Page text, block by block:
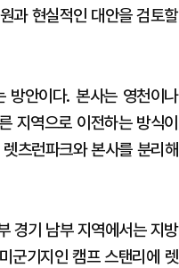
과 현실적인 대안을 검토할
방안이다. 본사는 영천이나
지역으로 이전하는 방식이
츠런파크와 본사를 분리해
경기 남부 지역에서는 지방
군기지인 캠프 스탠리에 렛